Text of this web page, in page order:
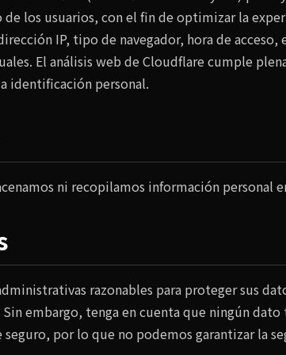
los usuarios, con el fin de optimizar la
IP, tipo de navegador, hora de acceso,
El análisis web de Cloudflare cumple
identificación personal.
ni recopilamos información personal
razonables para proteger sus
embargo, tenga en cuenta que ningún
por lo que no podemos garantizar la